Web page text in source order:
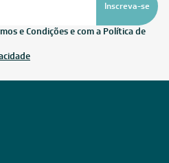
Inscreva-se
e Condições e com a Política de